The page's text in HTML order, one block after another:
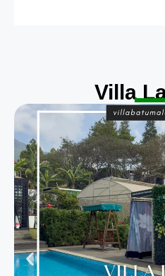
Villa